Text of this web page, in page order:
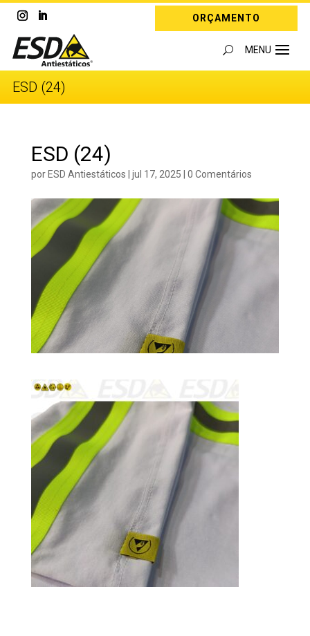
ORÇAMENTO
ESD (24)
ESD (24)
porESD Antiestáticos | jul 17, 2025 | 0 Comentários